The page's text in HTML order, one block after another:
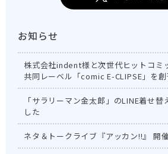
お知らせ
株式会社indent様と次世代ヒットコミ
共同レーベル「comic E-CLIPSE」を創
「サラリーマン金太郎」のLINE着せ
した
ネタ＆トークライブ『アッカン!!』 開